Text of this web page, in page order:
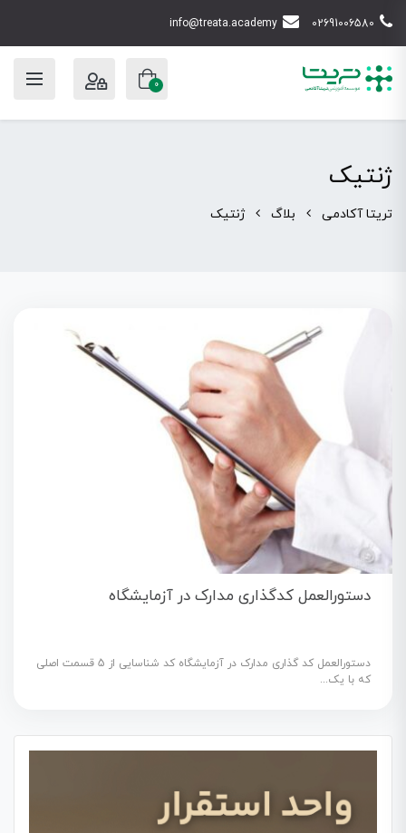
02691006580
info@treata.academy
0
ژنتیک
تریتا آکادمی بلاگ ژنتیک
دستورالعمل کدگذاری مدارک در آزمایشگاه
دستورالعمل کد گذاری مدارک در آزمایشگاه کد شناسایی از 5 قسمت اصلی
که با یک...